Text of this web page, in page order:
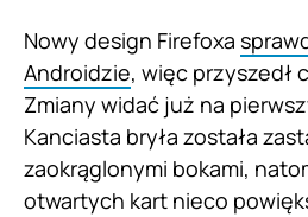
Nowy design Firefoxa
Androidzie, więc przyszedł
Zmiany widać już na
Kanciasta bryła została
zaokrąglonymi bokami,
otwartych kart nieco